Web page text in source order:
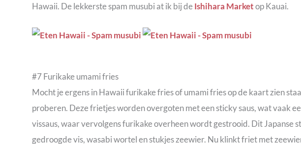
Hawaii. De lekkerste spam musubi at ik bij deIshihara Marketop Kauai.
#7 Furikake umami fries
Mocht je ergens in Hawaii furikake fries of umami fries op de kaart zien
proberen. Deze frietjes worden overgoten met een sticky saus, wat vaak
vissaus, waar vervolgens furikake overheen wordt gestrooid. Dit Japanse
gedroogde vis, wasabi wortel en stukjes zeewier. Nu klinkt friet met